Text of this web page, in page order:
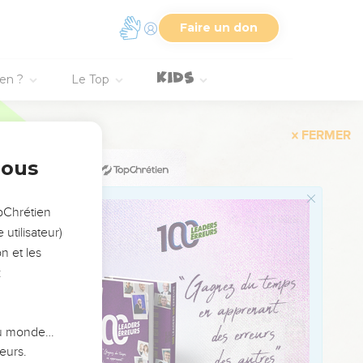
Faire un don
? Le Top
tu disais :
le moment voulu,
ton fléau ? Séjour
utilisateur)
et les
monde…